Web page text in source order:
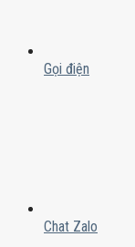
Gọi điện
Chat Zalo